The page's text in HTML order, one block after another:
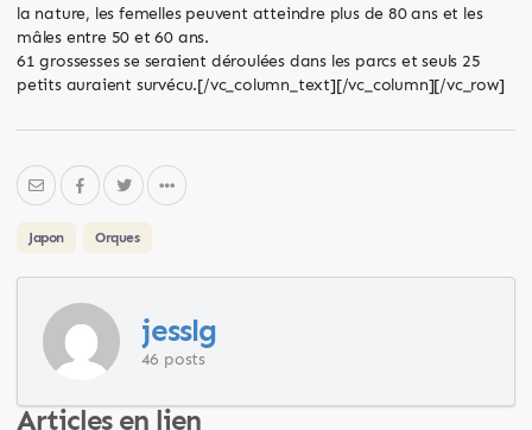
la nature, les femelles peuvent atteindre plus de 80 ans et les
mâles entre 50 et 60 ans.
61 grossesses se seraient déroulées dans les parcs et seuls 25
petits auraient survécu.[/vc_column_text][/vc_column][/vc_row]
Japon Orques
jesslg
46 posts
Articles en lien